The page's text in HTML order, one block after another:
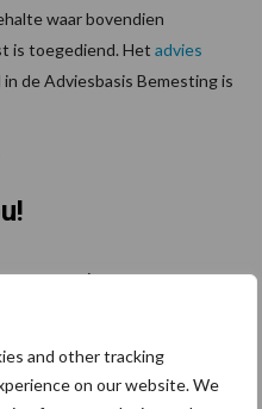
and other tracking
on our website. We
waar bovendien
is toegediend. Het advies
in de Adviesbasis Bemesting is
ziet volume en
groeien in